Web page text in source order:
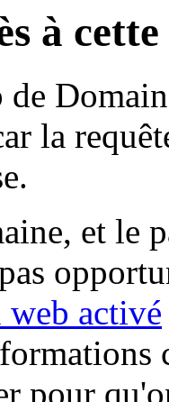
à
la
et le
web activé
pour